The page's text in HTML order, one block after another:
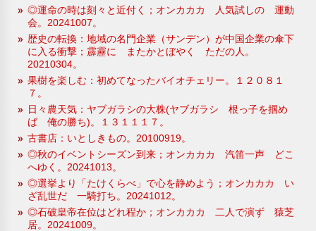
◎運命の時は刻々と近付く；オンカカカ 人気試しの 運動
会。20241007。
歴史の転換：地域の名門企業（サンデン）が中国企業の傘下
に入る衝撃；霹靂に またかとぼやく ただの人。
20210304。
果樹を楽しむ：初めてなったバイオチェリー。１２０８１
７。
日々農天気：ヤブガラシの大株(ヤブガラシ 根っ子を掴め
ば 俺の勝ち)。１３１１１７。
古書店：いとしきもの。20100919。
◎秋のイベントシーズン到来；オンカカカ 汽笛一声 どこ
へゆく。20241013。
◎選挙より「たけくらべ」で心を静めよう；オンカカカ い
ざ乱世だ 一騎打ち。20241012。
◎石破皇帝在位はどれ程か；オンカカカ 二人で演ず 猿芝
居。20241009。